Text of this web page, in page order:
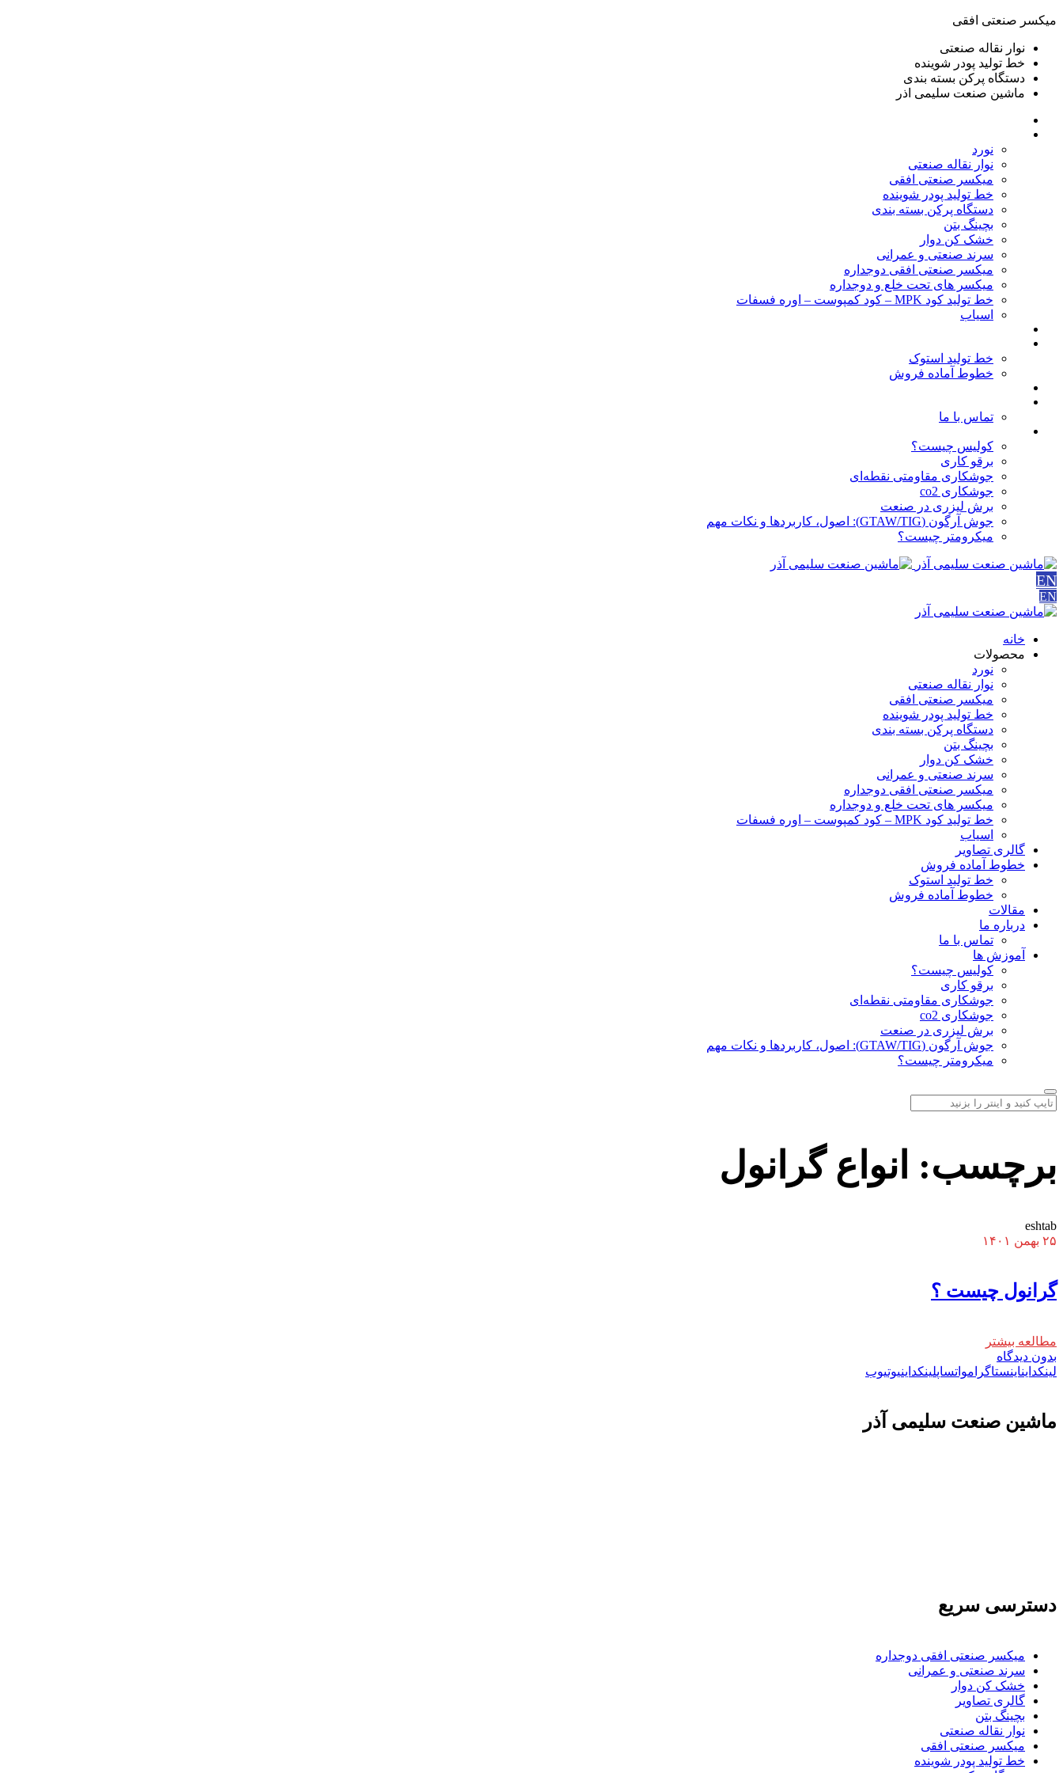
ميكسر صنعتی افقی
نوار نقاله صنعتی
خط تولید پودر شوينده
دستگاه پرکن بسته بندی
ماشين صنعت سليمی اذر
نورد
نوار نقاله صنعتی
ميكسر صنعتی افقی
خط تولید پودر شوينده
دستگاه پرکن بسته بندی
بچينگ بتن
خشک کن دوار
سرند صنعتی و عمرانی
میکسر صنعتی افقی دوجداره
میکسر های تحت خلع و دوجداره
خط تولید کود MPK – کود کمپوست – اوره فسفات
اسیاب
خط تولید استوک
خطوط آماده فروش
تماس با ما
کولیس چیست؟
برقو کاری
جوشکاری مقاومتی نقطه‌ای
جوشکاری co2
برش لیزری در صنعت
جوش آرگون (GTAW/TIG): اصول، کاربردها و نکات مهم
میکرومتر چیست؟
EN
EN
خانه
محصولات
نورد
نوار نقاله صنعتی
ميكسر صنعتی افقی
خط تولید پودر شوينده
دستگاه پرکن بسته بندی
بچينگ بتن
خشک کن دوار
سرند صنعتی و عمرانی
میکسر صنعتی افقی دوجداره
میکسر های تحت خلع و دوجداره
خط تولید کود MPK – کود کمپوست – اوره فسفات
اسیاب
گالری تصاویر
خطوط آماده فروش
خط تولید استوک
خطوط آماده فروش
مقالات
درباره ما
تماس با ما
آموزش ها
کولیس چیست؟
برقو کاری
جوشکاری مقاومتی نقطه‌ای
جوشکاری co2
برش لیزری در صنعت
جوش آرگون (GTAW/TIG): اصول، کاربردها و نکات مهم
میکرومتر چیست؟
برچسب: انواع گرانول
eshtab
۲۵ بهمن ۱۴۰۱
گرانول چیست ؟
مطالعه بیشتر
بدون دیدگاه
لینکدایناینستاگرامواتساپلینکداینیوتیوب
ماشين صنعت سليمی آذر
دسترسی سریع
میکسر صنعتی افقی دوجداره
سرند صنعتی و عمرانی
خشک کن دوار
گالری تصاویر
بچينگ بتن
نوار نقاله صنعتی
ميكسر صنعتی افقی
خط تولید پودر شوينده